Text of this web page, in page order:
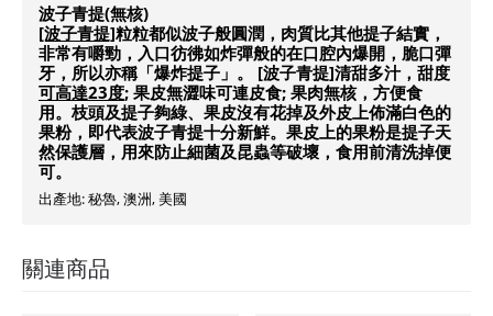
波子青提(無核)
[波子青提]粒粒都似波子般圓潤，肉質比其他提子結實，
非常有嚼勁，入口彷彿如炸彈般的在口腔內爆開，脆口彈
牙，所以亦稱「爆炸提子 」。 [波子青提]清甜多汁，甜度
可高達23度; 果皮無澀味可連皮食; 果肉無核，方便食
用。枝頭及提子夠綠、果皮沒有花掉及外皮上佈滿白色的
果粉，即代表波子青提十分新鮮。果皮上的果粉是提子天
然保護層，用來防止細菌及昆蟲等破壞，食用前清洗掉便
可。
出產地: 秘魯, 澳洲, 美國
關連商品